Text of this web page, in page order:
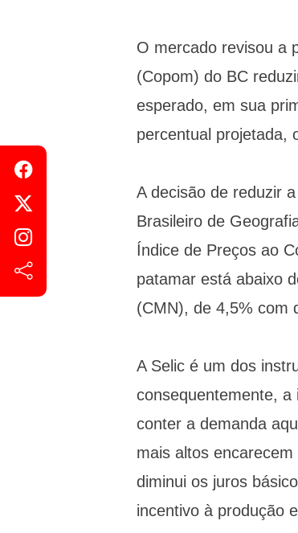
O mercado revisou a
(Copom) do BC
esperado, em sua
percentual projetada,
A decisão de reduzir
Brasileiro de
Índice de Preços ao
patamar está abaixo
(CMN), de 4,5% com
A Selic é um dos
consequentemente,
conter a demanda
mais altos
diminui os juros
incentivo à produção